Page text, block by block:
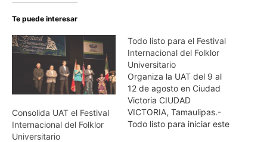
Te puede interesar
Consolida UAT el Festival
Internacional del Folklor
Universitario
Todo listo para el Festival
Internacional del Folklor
Universitario
Organiza la UAT del 9 al
12 de agosto en Ciudad
Victoria CIUDAD
VICTORIA, Tamaulipas.-
Todo listo para iniciar este